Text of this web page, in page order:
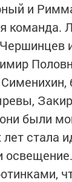
и
были
стала